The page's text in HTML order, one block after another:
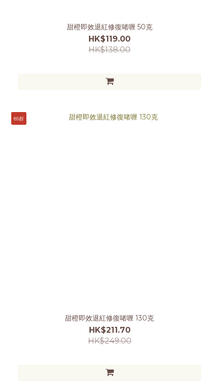
甜橙即效退紅修復啫喱 50克
HK$119.00
HK$138.00
85折
甜橙即效退紅修復啫喱 130克
HK$211.70
HK$249.00